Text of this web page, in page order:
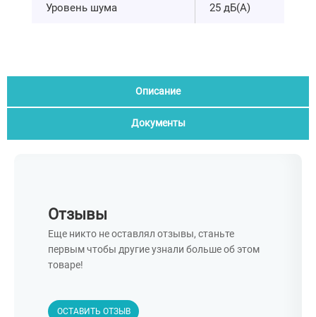
Уровень шума 25 дБ(А)
Описание
Документы
Отзывы
Еще никто не оставлял отзывы, станьте
первым чтобы другие узнали больше об этом
товаре!
ОСТАВИТЬ ОТЗЫВ